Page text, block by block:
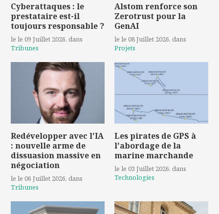
Cyberattaques : le
prestataire est-il
toujours responsable ?
le le 09 Juillet 2026, dans
Tribunes
Alstom renforce son
Zerotrust pour la
GenAI
le le 08 Juillet 2026, dans
Projets
Redévelopper avec l'IA
: nouvelle arme de
dissuasion massive en
négociation
le le 06 Juillet 2026, dans
Tribunes
Les pirates de GPS à
l'abordage de la
marine marchande
le le 03 Juillet 2026, dans
Technologies